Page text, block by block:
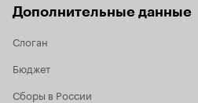
Дополнительные данные
Слоган
Бюджет
Сборы в России